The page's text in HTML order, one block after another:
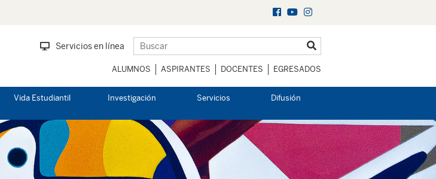
Servicios en línea
ALUMNOS ASPIRANTES DOCENTES EGRESADOS
Vida Estudiantil Investigación Servicios Difusión